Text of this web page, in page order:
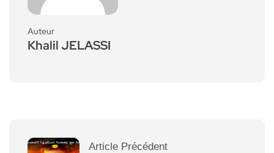
Auteur
Khalil JELASSI
Article Précédent